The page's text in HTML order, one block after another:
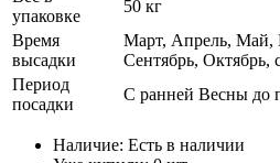
упаковке
50 кг
Время
высадки
Март, Апрель,
Сентябрь, Октябрь,
Период
посадки
С ранней Весны до
Наличие: Есть в наличии